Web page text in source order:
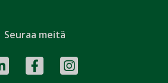
Seuraa meitä